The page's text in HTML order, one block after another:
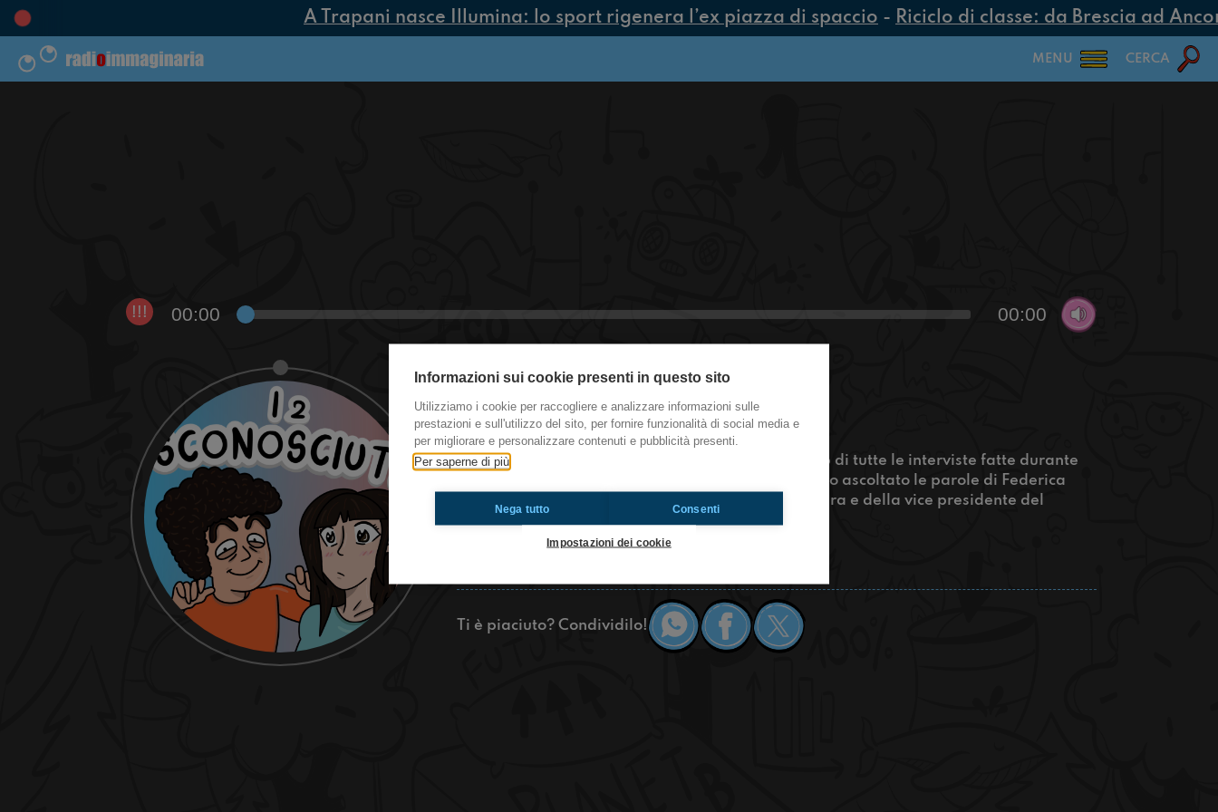
A Trapani nasce Illumina: lo sport rigenera l’ex piazza di spaccio- Riciclo di classe: da Brescia ad
MENU CERCA
!!! 00:00 00:00
Senzatomica, Revolution Talks!
I Due Sconosciuti - Senzatomica, Revolution Talks!
In questa puntata speciale abbiamo fatto un recap di tutte le interviste fatte durante
l'evento "Senzatomica - Revolution Talks". Abbiamo ascoltato le parole di Federica
Carta, Pietro Turano, Caterina Forza, Marco Carrara e della vice presidente del
Ascolta ora per non perderti niente.
Ti è piaciuto? Condividilo!
Informazioni sui cookie presenti in questo sito
Utilizziamo i cookie per raccogliere e analizzare informazioni sulle
prestazioni e sull'utilizzo del sito, per fornire funzionalità di social media e
per migliorare e personalizzare contenuti e pubblicità presenti.
Per saperne di più
Nega tutto Consenti
Impostazioni dei cookie